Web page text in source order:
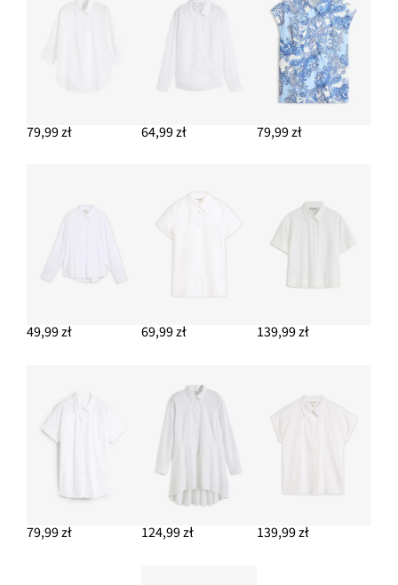
DODAJ DO KOSZYKA
79,99 zł 64,99 zł 79,99 zł
49,99 zł 69,99 zł 139,99 zł
79,99 zł 124,99 zł 139,99 zł